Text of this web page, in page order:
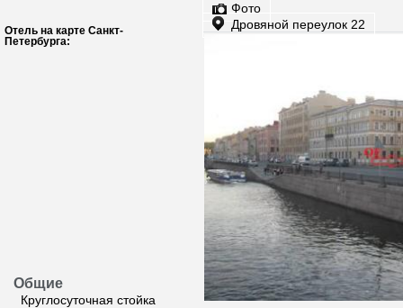
Отель на карте Санкт-
Петербурга:
Общие
Круглосуточная стойка
Фото
Дровяной переулок 22